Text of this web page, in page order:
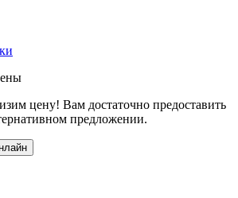
цену! Вам достаточно предоставить
предложении.